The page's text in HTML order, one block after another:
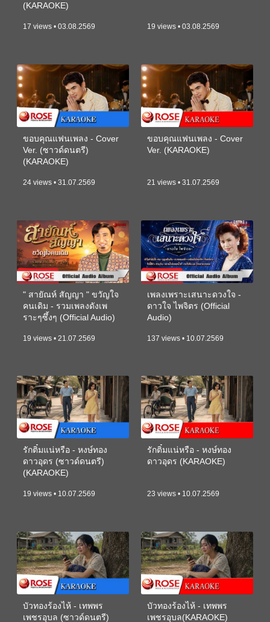
(KARAOKE)
17 views • 03.08.2569 19 views • 03.08.2569
ขอบคุณแฟนเพลง - Cover
Ver. (ซาวด์ดนตรี)
(KARAOKE)
24 views • 31.07.2569
ขอบคุณแฟนเพลง - Cover
Ver. (KARAOKE)
21 views • 31.07.2569
" สายัณห์ สัญญา " ขวัญใจ
คนเดิม - รวมเพลงดังเพ
ราะๆซึ้งๆ (Official Audio)
19 views • 21.07.2569
เพลงเพราะเสนาะดวงใจ -
ดาวใจ ไพจิตร (Official
Audio)
137 views • 10.07.2569
รักติ๋มแน่หรือ - หงษ์ทอง
ดาวอุดร (ซาวด์ดนตรี)
(KARAOKE)
19 views • 10.07.2569
รักติ๋มแน่หรือ - หงษ์ทอง
ดาวอุดร (KARAOKE)
23 views • 10.07.2569
บัวทองร้องไห้ - เทพพร
เพชรอุบล (ซาวด์ดนตรี)
บัวทองร้องไห้ - เทพพร
เพชรอุบล(KARAOKE)